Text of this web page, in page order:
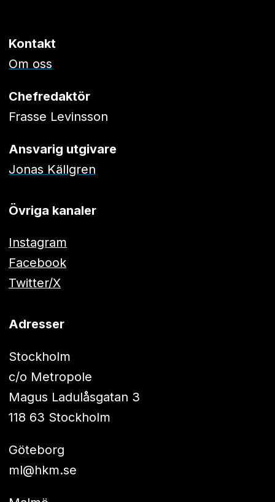
Kontakt
Om oss
Chefredaktör
Frasse Levinsson
Ansvarig utgivare
Jonas Källgren
Övriga kanaler
Instagram
Facebook
Twitter/X
Adresser
Stockholm
c/o Metropole
Magus Ladulåsgatan 3
118 63 Stockholm
Göteborg
ml@hkm.se